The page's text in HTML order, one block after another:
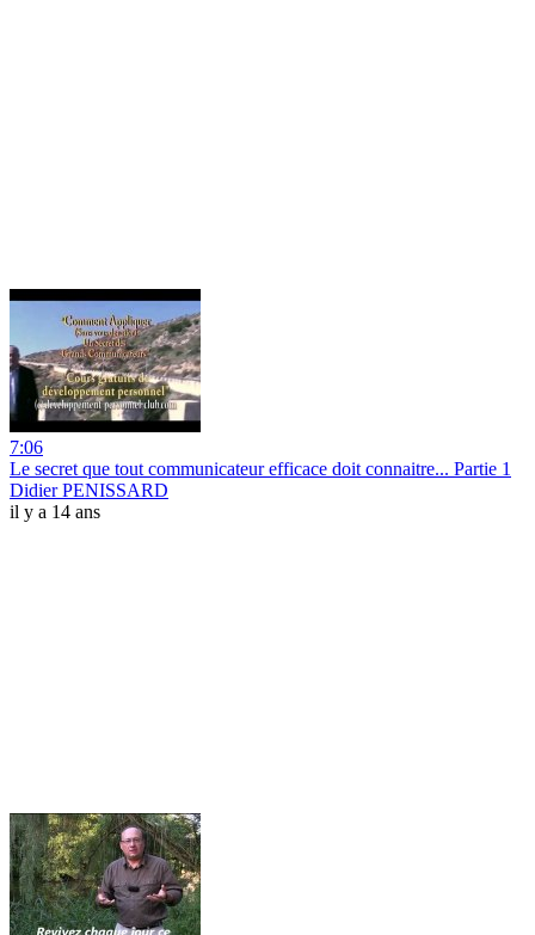
7:06
Le secret que tout communicateur efficace doit connaitre... Partie 1
Didier PENISSARD
il y a 14 ans